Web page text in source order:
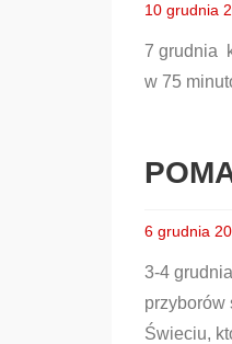
10 grudnia
7 grudnia
w 75
6 grudnia
3-4
przyborów
Świeciu,